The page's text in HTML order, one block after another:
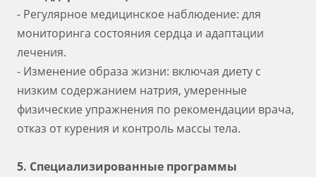
- Регулярное медицинское наблюдение: для
мониторинга состояния сердца и адаптации
лечения.
- Изменение образа жизни: включая диету с
низким содержанием натрия, умеренные
физические упражнения по рекомендации врача,
отказ от курения и контроль массы тела.
5. Специализированные программы